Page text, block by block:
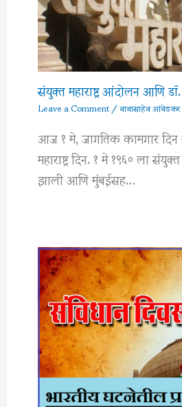
संयुक्त महाराष्ट्र आंदोलन आणि
Leave a Comment/बाबासाहेब आंबेडकर
आज १ मे, जागतिक कामगार
महाराष्ट्र दिन. १ मे १९६० ला संयुक्त
झाली आणि मुंबईसह…